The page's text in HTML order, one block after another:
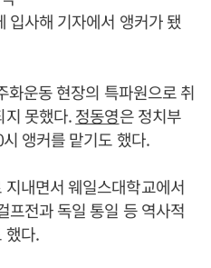
입사해 기자에서 앵커가 됐
화운동 현장의 특파원으로 취
지 못했다.정동영은 정치부
앵커를 맡기도 했다.
내면서 웨일스대학교에서
프전과 독일 통일 등 역사적
했다.